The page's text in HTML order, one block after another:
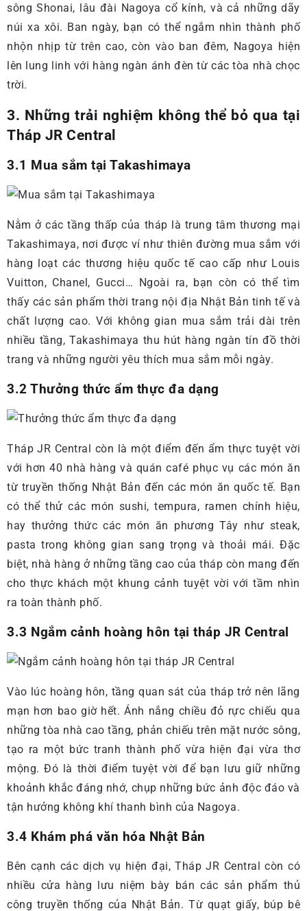
sông Shonai, lâu đài Nagoya cổ kính, và cả những dãy
núi xa xôi. Ban ngày, bạn có thể ngắm nhìn thành phố
nhộn nhịp từ trên cao, còn vào ban đêm, Nagoya hiện
lên lung linh với hàng ngàn ánh đèn từ các tòa nhà chọc
trời.
3. Những trải nghiệm không thể bỏ qua tại
Tháp JR Central
3.1 Mua sắm tại Takashimaya
Nằm ở các tầng thấp của tháp là trung tâm thương mại
Takashimaya, nơi được ví như thiên đường mua sắm với
hàng loạt các thương hiệu quốc tế cao cấp như Louis
Vuitton, Chanel, Gucci… Ngoài ra, bạn còn có thể tìm
thấy các sản phẩm thời trang nội địa Nhật Bản tinh tế và
chất lượng cao. Với không gian mua sắm trải dài trên
nhiều tầng, Takashimaya thu hút hàng ngàn tín đồ thời
trang và những người yêu thích mua sắm mỗi ngày.
3.2 Thưởng thức ẩm thực đa dạng
Tháp JR Central còn là một điểm đến ẩm thực tuyệt vời
với hơn 40 nhà hàng và quán café phục vụ các món ăn
từ truyền thống Nhật Bản đến các món ăn quốc tế. Bạn
có thể thử các món sushi, tempura, ramen chính hiệu,
hay thưởng thức các món ăn phương Tây như steak,
pasta trong không gian sang trọng và thoải mái. Đặc
biệt, nhà hàng ở những tầng cao của tháp còn mang đến
cho thực khách một khung cảnh tuyệt vời với tầm nhìn
ra toàn thành phố.
3.3 Ngắm cảnh hoàng hôn tại tháp JR Central
Vào lúc hoàng hôn, tầng quan sát của tháp trở nên lãng
mạn hơn bao giờ hết. Ánh nắng chiều đỏ rực chiếu qua
những tòa nhà cao tầng, phản chiếu trên mặt nước sông,
tạo ra một bức tranh thành phố vừa hiện đại vừa thơ
mộng. Đó là thời điểm tuyệt vời để bạn lưu giữ những
khoảnh khắc đáng nhớ, chụp những bức ảnh độc đáo và
tận hưởng không khí thanh bình của Nagoya.
3.4 Khám phá văn hóa Nhật Bản
Bên cạnh các dịch vụ hiện đại, Tháp JR Central còn có
nhiều cửa hàng lưu niệm bày bán các sản phẩm thủ
công truyền thống của Nhật Bản. Từ quạt giấy, búp bê